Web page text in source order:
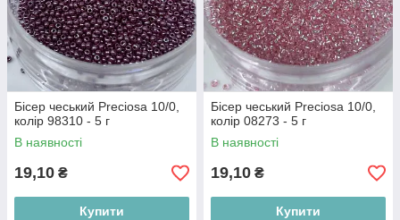
Бісер чеський Preciosa 10/0,
колір 98310 - 5 г
В наявності
19,10 ₴
Купити
Бісер чеський Preciosa 10/0,
колір 08273 - 5 г
В наявності
19,10 ₴
Купити